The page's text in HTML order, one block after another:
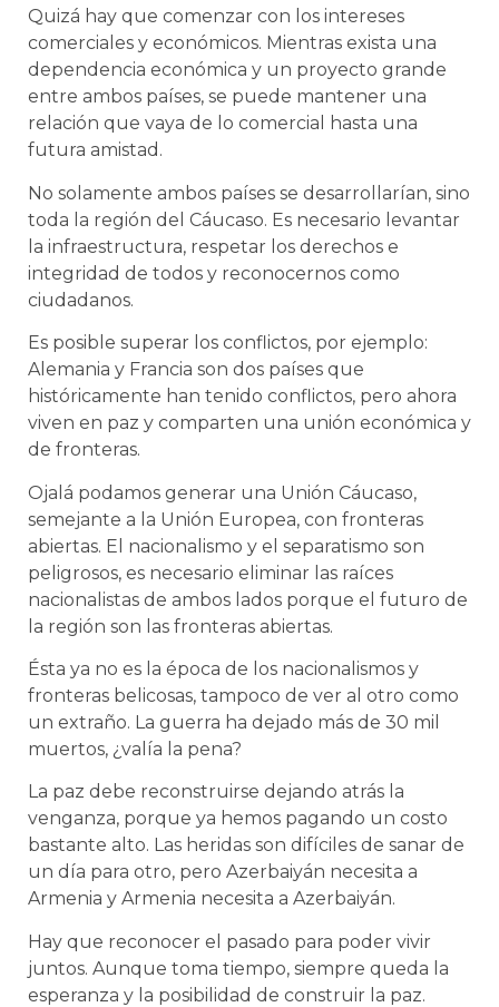
Quizá hay que comenzar con los intereses
comerciales y económicos. Mientras exista una
dependencia económica y un proyecto grande
entre ambos países, se puede mantener una
relación que vaya de lo comercial hasta una
futura amistad.
No solamente ambos países se desarrollarían, sino
toda la región del Cáucaso. Es necesario levantar
la infraestructura, respetar los derechos e
integridad de todos y reconocernos como
ciudadanos.
Es posible superar los conflictos, por ejemplo:
Alemania y Francia son dos países que
históricamente han tenido conflictos, pero ahora
viven en paz y comparten una unión económica y
de fronteras.
Ojalá podamos generar una Unión Cáucaso,
semejante a la Unión Europea, con fronteras
abiertas. El nacionalismo y el separatismo son
peligrosos, es necesario eliminar las raíces
nacionalistas de ambos lados porque el futuro de
la región son las fronteras abiertas.
Ésta ya no es la época de los nacionalismos y
fronteras belicosas, tampoco de ver al otro como
un extraño. La guerra ha dejado más de 30 mil
muertos, ¿valía la pena?
La paz debe reconstruirse dejando atrás la
venganza, porque ya hemos pagando un costo
bastante alto. Las heridas son difíciles de sanar de
un día para otro, pero Azerbaiyán necesita a
Armenia y Armenia necesita a Azerbaiyán.
Hay que reconocer el pasado para poder vivir
juntos. Aunque toma tiempo, siempre queda la
esperanza y la posibilidad de construir la paz.